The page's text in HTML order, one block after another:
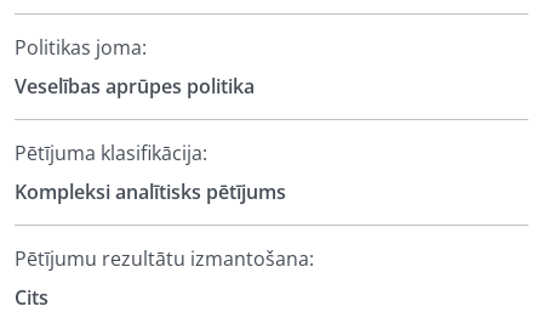
Politikas joma:
Veselības aprūpes politika
Pētījuma klasifikācija:
Kompleksi analītisks pētījums
Pētījumu rezultātu izmantošana:
Cits